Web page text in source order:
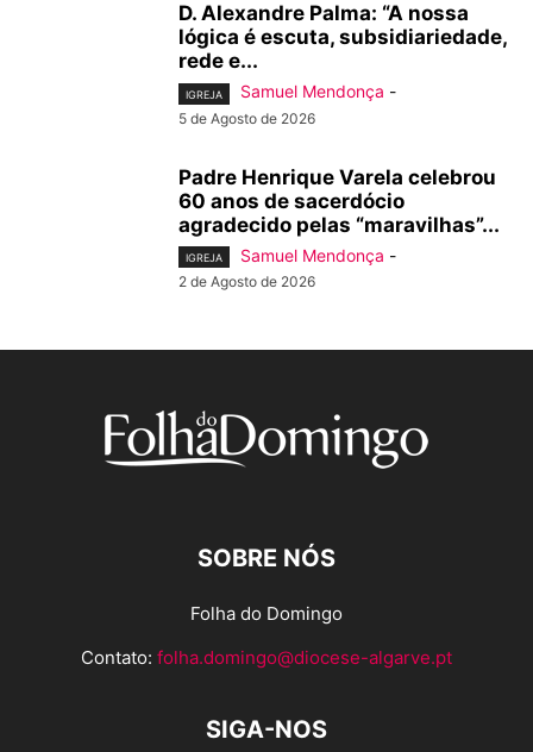
D. Alexandre Palma: “A nossa
lógica é escuta, subsidiariedade,
rede e...
IGREJA Samuel Mendonça -
5 de Agosto de 2026
Padre Henrique Varela celebrou
60 anos de sacerdócio
agradecido pelas “maravilhas”...
IGREJA Samuel Mendonça -
2 de Agosto de 2026
SOBRE NÓS
Folha do Domingo
Contato: folha.domingo@diocese-algarve.pt
SIGA-NOS